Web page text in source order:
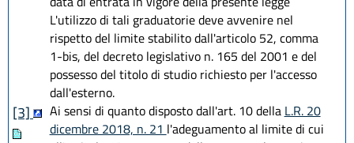
L'utilizzo di tali graduatorie deve avvenire nel
rispetto del limite stabilito dall'articolo 52, comma
1-bis, del decreto legislativo n. 165 del 2001 e del
possesso del titolo di studio richiesto per l'accesso
dall'esterno.
[3] Ai sensi di quanto disposto dall'art. 10 della L.R. 20
dicembre 2018, n. 21 l'adeguamento al limite di cui